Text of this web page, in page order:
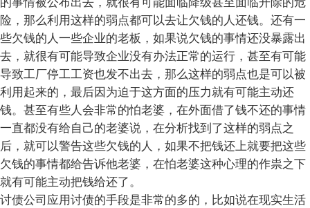
险，那么利用这样的弱点都可以去让欠钱的人还钱。还有一
些欠钱的人一些企业的老板，如果说欠钱的事情还没暴露出
去，就很有可能导致企业没有办法正常的运行，甚至有可能
导致工厂停工工资也发不出去，那么这样的弱点也是可以被
利用起来的，最后因为迫于这方面的压力就有可能主动还
钱。甚至有些人会非常的怕老婆，在外面借了钱不还的事情
一直都没有给自己的老婆说，在分析找到了这样的弱点之
后，就可以警告这些欠钱的人，如果不把钱还上就要把这些
欠钱的事情都给告诉他老婆，在怕老婆这种心理的作祟之下
就有可能主动把钱给还了。
讨债公司应用讨债的手段是非常的多的，比如说在现实生活